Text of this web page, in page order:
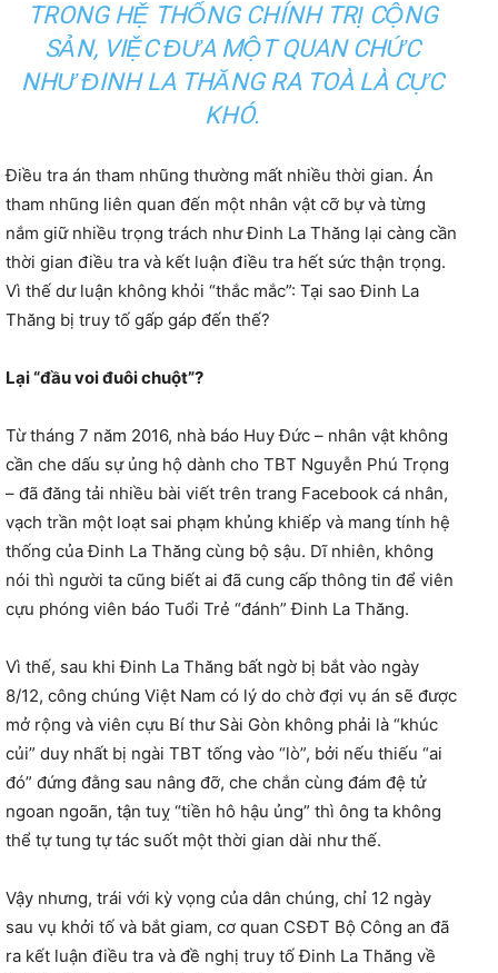
TRONG HỆ THỐNG CHÍNH TRỊ CỘNG
SẢN, VIỆC ĐƯA MỘT QUAN CHỨC
NHƯ ĐINH LA THĂNG RA TOÀ LÀ CỰC
KHÓ.
Điều tra án tham nhũng thường mất nhiều thời gian. Án
tham nhũng liên quan đến một nhân vật cỡ bự và từng
nắm giữ nhiều trọng trách như Đinh La Thăng lại càng cần
thời gian điều tra và kết luận điều tra hết sức thận trọng.
Vì thế dư luận không khỏi “thắc mắc”: Tại sao Đinh La
Thăng bị truy tố gấp gáp đến thế?
Lại “đầu voi đuôi chuột”?
Từ tháng 7 năm 2016, nhà báo Huy Đức – nhân vật không
cần che dấu sự ủng hộ dành cho TBT Nguyễn Phú Trọng
– đã đăng tải nhiều bài viết trên trang Facebook cá nhân,
vạch trần một loạt sai phạm khủng khiếp và mang tính hệ
thống của Đinh La Thăng cùng bộ sậu. Dĩ nhiên, không
nói thì người ta cũng biết ai đã cung cấp thông tin để viên
cựu phóng viên báo Tuổi Trẻ “đánh” Đinh La Thăng.
Vì thế, sau khi Đinh La Thăng bất ngờ bị bắt vào ngày
8/12, công chúng Việt Nam có lý do chờ đợi vụ án sẽ được
mở rộng và viên cựu Bí thư Sài Gòn không phải là “khúc
củi” duy nhất bị ngài TBT tống vào “lò”, bởi nếu thiếu “ai
đó” đứng đằng sau nâng đỡ, che chắn cùng đám đệ tử
ngoan ngoãn, tận tuỵ “tiền hô hậu ủng” thì ông ta không
thể tự tung tự tác suốt một thời gian dài như thế.
Vậy nhưng, trái với kỳ vọng của dân chúng, chỉ 12 ngày
sau vụ khởi tố và bắt giam, cơ quan CSĐT Bộ Công an đã
ra kết luận điều tra và đề nghị truy tố Đinh La Thăng về